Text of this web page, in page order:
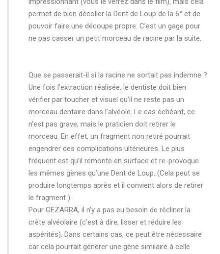
permet de bien décoller la Dent de Loup de la 6° et de
pouvoir faire une découpe propre. C’est un gage pour
ne pas casser un petit morceau de racine par la suite.
Que se passerait-il si la racine ne sortait pas indemne ?
Une fois l’extraction réalisée, le dentiste doit bien
vérifier par toucher et visuel qu’il ne reste pas un
morceau dentaire dans l’alvéole. Le cas échéant, ce
n’est pas grave, mais le praticien doit retirer le
morceau. En effet, un fragment non retiré pourrait
engendrer des complications ultérieures. Le plus
fréquent est qu’il remonte en surface et re-provoque
les mêmes gènes qu’une Dent de Loup. (Cela peut se
produire longtemps après et il convient alors de retirer
le fragment ).
Pour GEZARRA, il n’y a pas eu besoin de récliner la
crête alvéolaire (c’est à dire, lisser et réduire les
aspérités). Dans certains cas, ce peut être nécessaire
car cela pourrait générer une gène similaire à celle